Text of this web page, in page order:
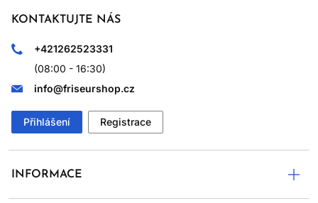
KONTAKTUJTE NÁS
+421262523331
(08:00 - 16:30)
info@friseurshop.cz
Přihlášení Registrace
INFORMACE